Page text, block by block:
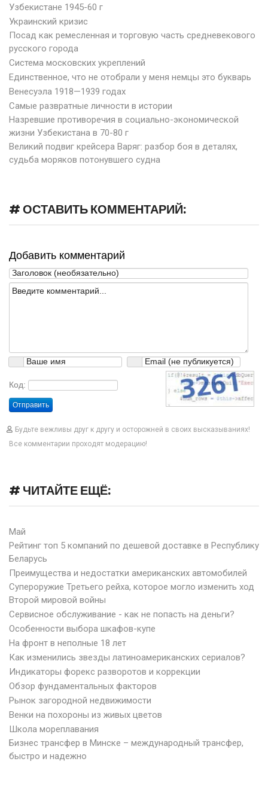
Узбекистане 1945-60 г
Украинский кризис
Посад как ремесленная и торговую часть средневекового
русского города
Система московских укреплений
Единственное, что не отобрали у меня немцы это букварь
Венесуэла 1918—1939 годах
Самые развратные личности в истории
Назревшие противоречия в социально-экономической
жизни Узбекистана в 70-80 г
Великий подвиг крейсера Варяг: разбор боя в деталях,
судьба моряков потонувшего судна
# ОСТАВИТЬ КОММЕНТАРИЙ:
Добавить комментарий
Код:
Отправить
Будьте вежливы друг к другу и осторожней в своих высказываниях!
Все комментарии проходят модерацию!
# ЧИТАЙТЕ ЕЩЁ:
Май
Рейтинг топ 5 компаний по дешевой доставке в Республику
Беларусь
Преимущества и недостатки американских автомобилей
Супероружие Третьего рейха, которое могло изменить ход
Второй мировой войны
Сервисное обслуживание - как не попасть на деньги?
Особенности выбора шкафов-купе
На фронт в неполные 18 лет
Как изменились звезды латиноамериканских сериалов?
Индикаторы форекс разворотов и коррекции
Обзор фундаментальных факторов
Рынок загородной недвижимости
Венки на похороны из живых цветов
Школа мореплавания
Бизнес трансфер в Минске – международный трансфер,
быстро и надежно